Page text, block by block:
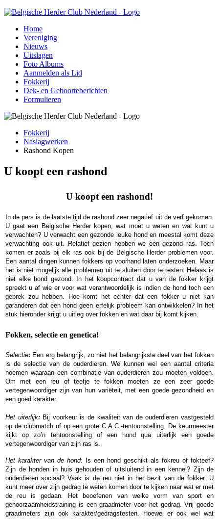
Home
Vereniging
Nieuws
Uitslagen
Foto Albums
Aanmelden als Lid
Fokkerij
Dek- en Geboorteberichten
Formulieren
Fokkerij
Naslagwerken
Rashond Kopen
U koopt een rashond
U koopt een rashond!
In de pers is de laatste tijd de rashond zeer negatief uit de verf gekomen.
U gaat een Belgische Herder kopen, wat moet u weten en wat kunt u
verwachten? U verwacht een gezonde leuke hond en meestal komt deze
verwachting ook uit. Relatief gezien hebben we een gezond ras. Toch
komen er zoals bij elk ras ook bij de Belgische Herder problemen voor.
Een aantal dingen kunnen fokkers op voorhand laten onderzoeken. Maar
het is niet mogelijk alle problemen uit te sluiten door te testen. Helaas is
niet elke hond gezond. In het koopcontract dat u van de fokker krijgt
spreekt u af wie er voor wat verantwoordelijk is indien de hond toch een
gebrek zou hebben. Hoe komt het echter dat een fokker u niet kan
garanderen dat een hond geen erfelijk probleem kan ontwikkelen? In het
stuk hieronder krijgt u uitleg over fokken en wat daar bij komt kijken.
Fokken, selectie en genetica!
Selectie: Een erg belangrijk, zo niet het belangrijkste deel van het fokken
is de selectie van de ouderdieren. We kunnen wel een aantal criteria
noemen waaraan een combinatie van ouderdieren zou moeten voldoen.
Om met een reu of teefje te fokken moeten ze een zeer goede
vertegenwoordiger zijn van hun variëteit, met een goede gezondheid en
een goed karakter.
Het uiterlijk: Bij voorkeur is de kwaliteit van de ouderdieren vastgesteld
op de clubmatch of op een grote C.A.C.-tentoonstelling. De keurmeester
kijkt op zo’n tentoonstelling of een hond qua uiterlijk een goede
vertegenwoordiger van zijn ras is.
Het karakter van de hond:
Is een hond geschikt als fokreu of fokteef?
Zijn de honden in huis gehouden of uitsluitend in een kennel? Zijn de
ouderdieren sociaal? Vaak is de reu niet in het bezit van de fokker. U
kunt meer over zijn gedrag te weten komen door te kijken naar wat er met
de reu is gedaan. Het beoefenen van welke vorm van sport en
gehoorzaamheidstraining is een graadmeter voor het gedrag. Vrij goede
graadmeters zijn ook karakter/gedragstesten. Hoewel er ook wel wat